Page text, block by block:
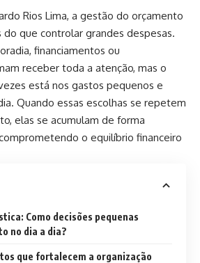
Rios Lima, a gestão do orçamento
que controlar grandes despesas.
financiamentos ou
receber toda a atenção, mas o
está nos gastos pequenos e
Quando essas escolhas se repetem
elas se acumulam de forma
o equilíbrio financeiro
Como decisões pequenas
no dia a dia?
que fortalecem a organização